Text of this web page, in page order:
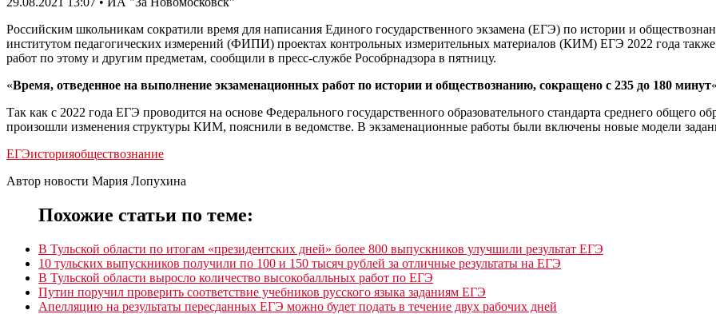
Российским школьникам сократили время для написания Единого государственного экзамена (ЕГЭ) по истории и
институтом педагогических измерений (ФИПИ) проектах контрольных измерительных материалов (КИМ) ЕГЭ 2022 года
работ по этому и другим предметам, сообщили в пресс-службе Рособрнадзора в пятницу.
«Время, отведенное на выполнение экзаменационных работ по истории и обществознанию, сокращено с 235 до 180 минут
Так как с 2022 года ЕГЭ проводится на основе Федерального государственного образовательного стандарта среднего общего
произошли изменения структуры КИМ, пояснили в ведомстве. В экзаменационные работы были включены новые модели
ЕГЭисторияобществознание
Автор новости Мария Лопухина
Похожие статьи по теме:
В Тульской области по итогам «президентских дней» более 800 выпускников улучшили результат ЕГЭ
10 тульских выпускников получили по 100 и 150 тысяч рублей за отличные результаты на ЕГЭ
В Тульской области выросло количество высокобалльных работ по ЕГЭ
Путин поручил проверить соответствие учебников русского языка заданиям ЕГЭ
Апелляцию на результаты пересданных ЕГЭ можно будет подать в течение двух рабочих дней